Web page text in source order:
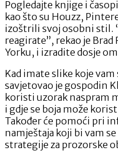
Pogledajte knjige i
kao što su Houzz,
izoštrili svoj osobni stil.
reagirate”, rekao je
Yorku, i izradite dosje
Kad imate slike koje
savjetovao je gospodin
koristi uzorak naspram
i gdje se boja može
Također će pomoći pri
namještaja koji bi vam
strategije za prozorske